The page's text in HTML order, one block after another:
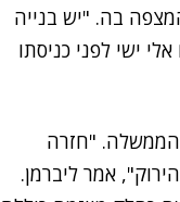
בה. "יש בנייה
ישי לפני כניסתו
הממשלה. "חזרה
הירוק", אמר ליברמן.